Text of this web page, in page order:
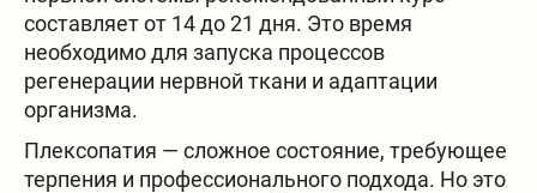
составляет от 14 до 21 дня. Это время
необходимо для запуска процессов
регенерации нервной ткани и адаптации
организма.
Плексопатия — сложное состояние, требующее
терпения и профессионального подхода. Но это